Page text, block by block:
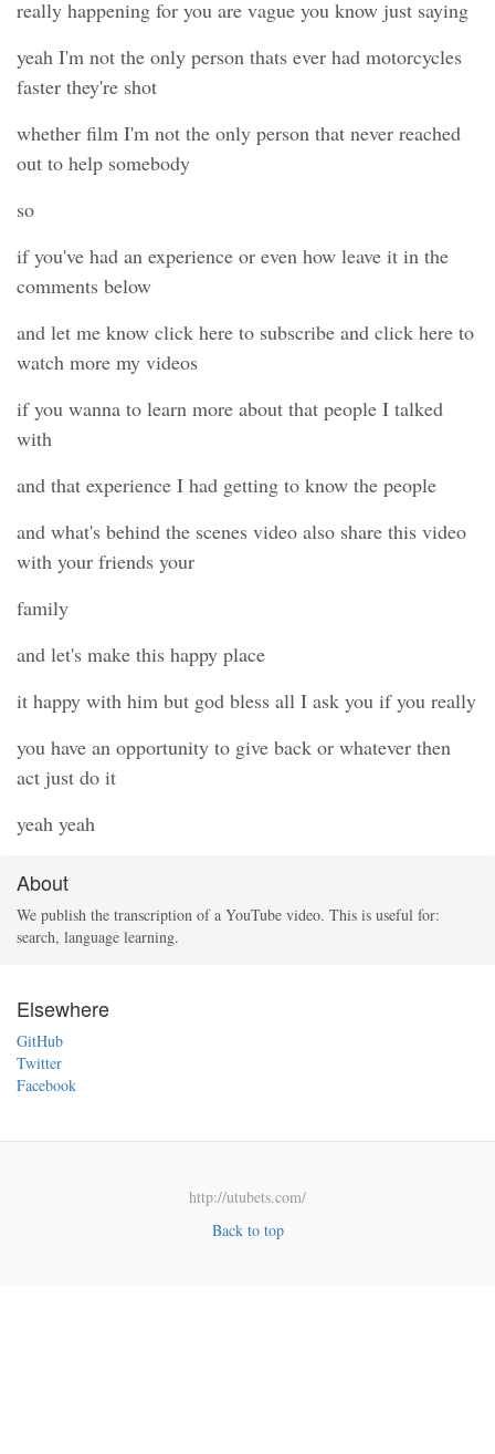
really happening for you are vague you know just saying
yeah I'm not the only person thats ever had motorcycles
faster they're shot
whether film I'm not the only person that never reached
out to help somebody
so
if you've had an experience or even how leave it in the
comments below
and let me know click here to subscribe and click here to
watch more my videos
if you wanna to learn more about that people I talked
with
and that experience I had getting to know the people
and what's behind the scenes video also share this video
with your friends your
family
and let's make this happy place
it happy with him but god bless all I ask you if you really
you have an opportunity to give back or whatever then
act just do it
yeah yeah
About
We publish the transcription of a YouTube video. This is useful for:
search, language learning.
Elsewhere
GitHub
Twitter
Facebook
http://utubets.com/
Back to top